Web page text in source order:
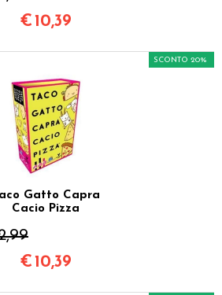
€ 10,39
Gatto Capra
Cacio Pizza
SCONTO 20%
€ 10,39